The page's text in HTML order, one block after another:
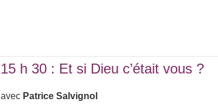
15 h 30 : Et si Dieu c’était vous ?
avec Patrice Salvignol